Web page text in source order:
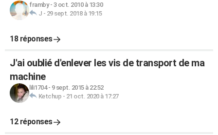
framby- 3 oct. 2010 à 13:30
J - 29 sept. 2018 à 19:15
18 réponses
J'ai oublié d'enlever les vis de transport de ma
machine
lili1704- 9 sept. 2015 à 22:52
Ketchup - 21 oct. 2020 à 17:27
12 réponses